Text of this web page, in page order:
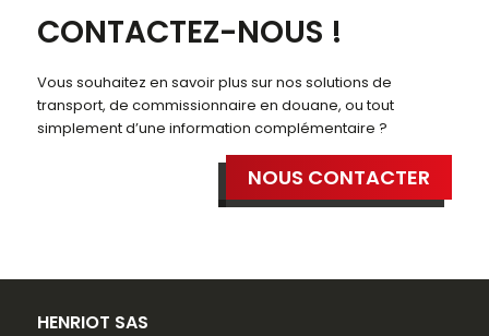
CONTACTEZ-NOUS !
Vous souhaitez en savoir plus sur nos solutions de
transport, de commissionnaire en douane, ou tout
simplement d’une information complémentaire ?
NOUS CONTACTER
HENRIOT SAS